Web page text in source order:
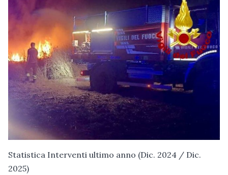
Statistica Interventi ultimo anno (Dic. 2024 / Dic.
2025)